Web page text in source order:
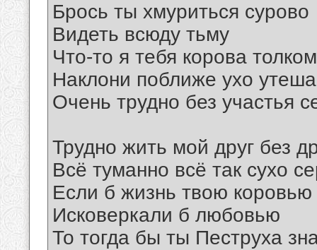
Брось ты хмуриться сурово
Видеть всюду тьму
Что-то я тебя корова
Наклони поближе ухо
Очень трудно без участья
Трудно жить мой друг без
Всё туманно всё так сухо
Если б жизнь твою коровью
Исковеркали б любовью
То тогда бы ты Пеструха